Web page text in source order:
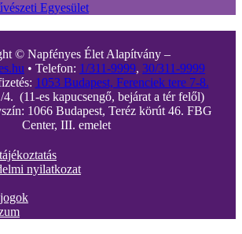
Egyesület
© Napfényes Élet Alapítvány –
• Telefon: 1/311-9999, 30/311-9999
1053 Budapest, Ferenciek tere 7-8.
(11-es kapucsengő, bejárat a tér felől)
1066 Budapest, Teréz körút 46. FBG
Center, III. emelet
nyilatkozat